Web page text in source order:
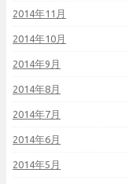
2014年11月
2014年10月
2014年9月
2014年8月
2014年7月
2014年6月
2014年5月